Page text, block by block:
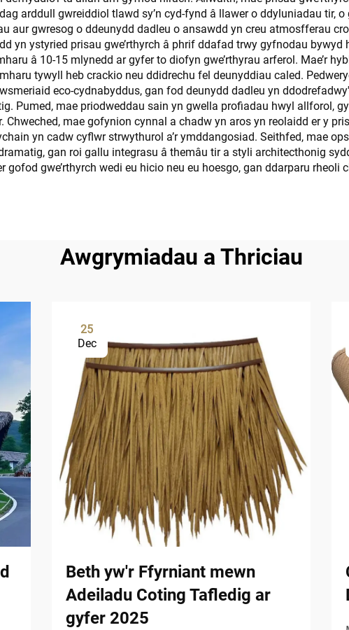
arddull gwreiddiol tlawd sy’n cyd-fynd â llawer o ddyluniadau tir,
aur gwresog o ddeunydd dadleu o ansawdd yn creu atmosfferau
yn ystyried prisau gwe’rthyrch â phrif ddafad trwy gyfnodau
â 10-15 mlynedd ar gyfer to diofyn gwe’rthyrau arferol. Mae’r
tywyll heb crackio neu ddidrechu fel deunyddiau caled.
eco-cydnabyddus, gan fod deunydd dadleu yn
Pumed, mae priodweddau sain yn gwella profiadau hwyl allforol,
mae gofynion cynnal a chadw yn aros yn reolaidd er y
yn cadw cyflwr strwythurol a’r ymddangosiad. Seithfed, mae
gan roi gallu integrasu â themâu tir a styli architecthonig
gofod gwe’rthyrch wedi eu hicio neu eu hoesgo, gan ddarparu
Awgrymiadau a Thriciau
25
Dec
Beth yw'r Ffyrniant mewn
Adeiladu Coting Tafledig ar
gyfer 2025